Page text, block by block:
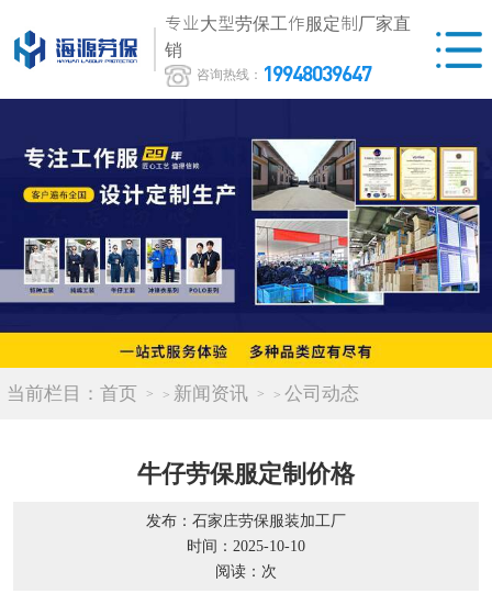
专业大型劳保工作服定制厂家直
销
咨询热线： 19948039647
当前栏目： 首页 > 新闻资讯 > 公司动态
牛仔劳保服定制价格
发布：石家庄劳保服装加工厂
时间：2025-10-10
阅读： 次